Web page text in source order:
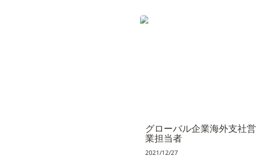
グローバル企業海外支社営業担
グローバル企業海外支社営
業担当者
2021/12/27